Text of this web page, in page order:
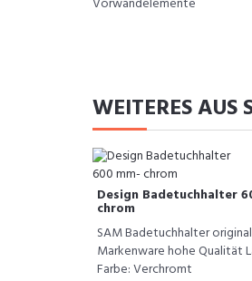
WEITERES AUS
Design Badetuchhalter
chrom
SAM Badetuchhalter
Markenware hohe Qualität
Farbe: Verchromt